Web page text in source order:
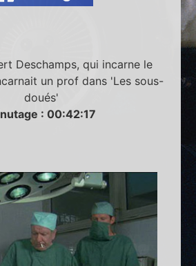
Deschamps, qui incarne le
un prof dans 'Les sous-
doués'
: 00:42:17